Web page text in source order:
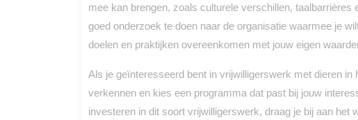
mee kan brengen, zoals culturele verschillen,
goed onderzoek te doen naar de organisatie waarmee je
doelen en praktijken overeenkomen met jouw eigen
Als je geïnteresseerd bent in vrijwilligerswerk met dieren in
verkennen en kies een programma dat past bij jouw
investeren in dit soort vrijwilligerswerk, draag je bij aan het